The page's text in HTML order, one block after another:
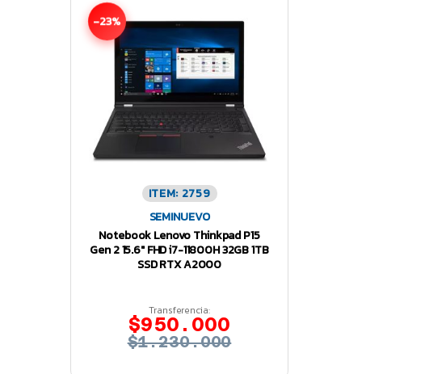
-23%
ITEM: 2759
SEMINUEVO
Notebook Lenovo Thinkpad P15
Gen 2 15.6″ FHD i7-11800H 32GB 1TB
SSD RTX A2000
Transferencia:
$950.000
$1.230.000